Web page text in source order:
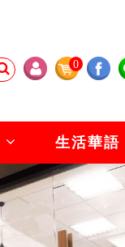
0
生活華語